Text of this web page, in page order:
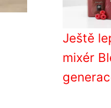
Ještě
mixér